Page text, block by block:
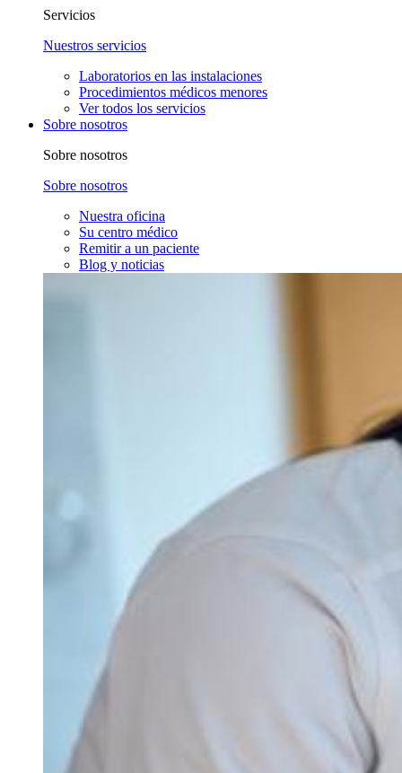
Servicios
Nuestros servicios
Laboratorios en las instalaciones
Procedimientos médicos menores
Ver todos los servicios
Sobre nosotros
Sobre nosotros
Sobre nosotros
Nuestra oficina
Su centro médico
Remitir a un paciente
Blog y noticias